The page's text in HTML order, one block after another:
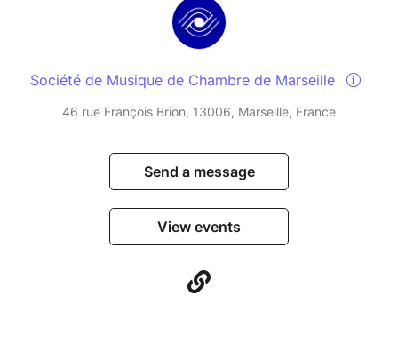
Société de Musique de Chambre de Marseille
46 rue François Brion, 13006, Marseille, France
Send a message
View events